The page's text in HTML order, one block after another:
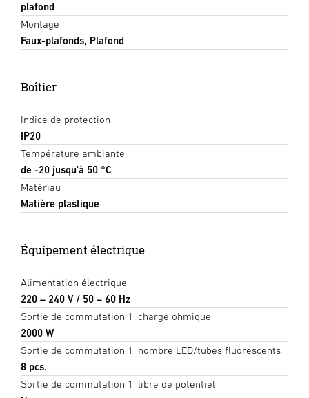
plafond
Montage
Faux-plafonds, Plafond
Boîtier
Indice de protection
IP20
Température ambiante
de -20 jusqu'à 50 °C
Matériau
Matière plastique
Équipement électrique
Alimentation électrique
220 – 240 V / 50 – 60 Hz
Sortie de commutation 1, charge ohmique
2000 W
Sortie de commutation 1, nombre LED/tubes fluorescents
8 pcs.
Sortie de commutation 1, libre de potentiel